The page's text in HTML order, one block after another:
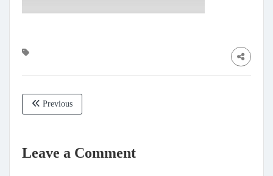
Previous
Leave a Comment